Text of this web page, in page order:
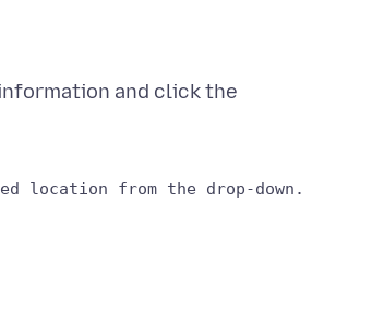
and click the